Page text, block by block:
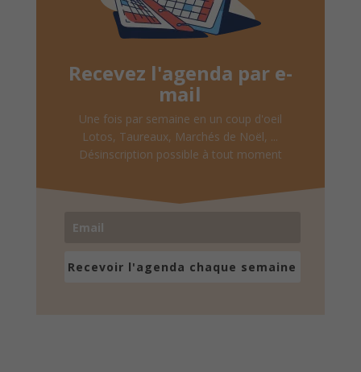
Recevez l'agenda par e-
mail
Une fois par semaine en un coup d'oeil
Lotos, Taureaux, Marchés de Noël, ...
Désinscription possible à tout moment
Recevoir l'agenda chaque semaine